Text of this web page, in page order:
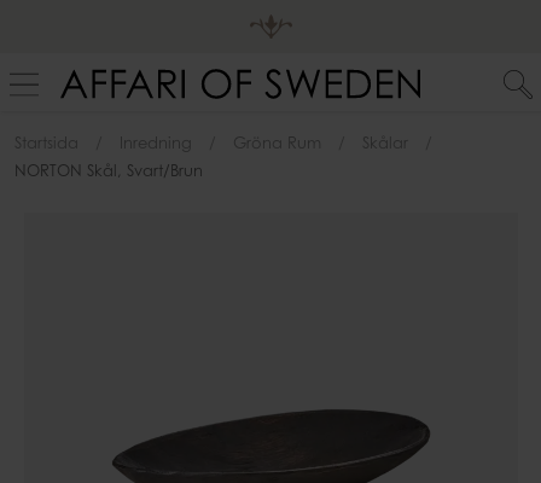
Startsida Inredning Gröna Rum
Skålar
NORTON Skål, Svart/brun